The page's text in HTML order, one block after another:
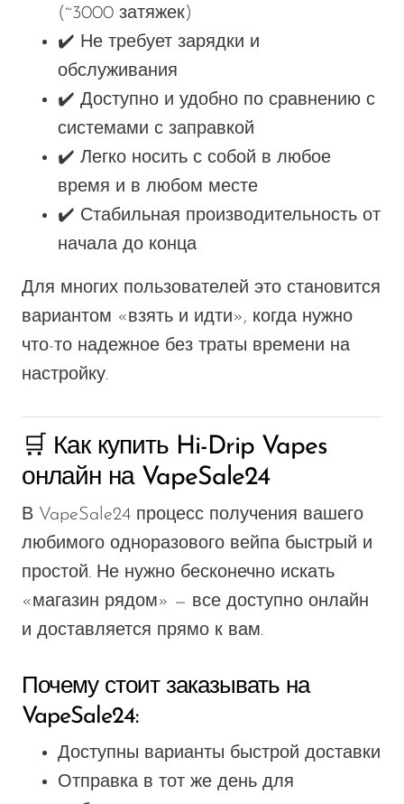
(~3000 затяжек)
✔️ Не требует зарядки и
обслуживания
✔️ Доступно и удобно по сравнению с
системами с заправкой
✔️ Легко носить с собой в любое
время и в любом месте
✔️ Стабильная производительность от
начала до конца
Для многих пользователей это становится
вариантом «взять и идти», когда нужно
что-то надежное без траты времени на
настройку.
🛒 Как купить Hi-Drip Vapes
онлайн на VapeSale24
В VapeSale24 процесс получения вашего
любимого одноразового вейпа быстрый и
простой. Не нужно бесконечно искать
«магазин рядом» — все доступно онлайн
и доставляется прямо к вам.
Почему стоит заказывать на
VapeSale24:
Доступны варианты быстрой доставки
Отправка в тот же день для